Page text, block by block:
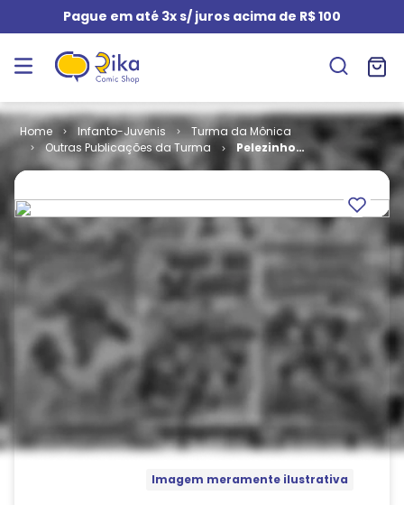
Pague em até 3x s/ juros acima de R$ 100
Infanto-Juvenis
Turma da Mônica
Outras Publicações da Turma
Pelezinho
Copa 86 # 2
Imagem meramente ilustrativa